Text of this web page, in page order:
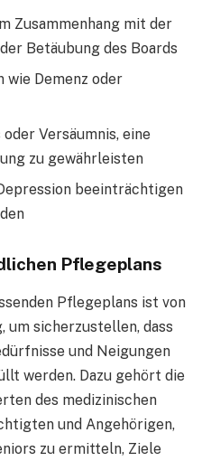
Zusammenhang mit der
Betäubung des Boards
wie Demenz oder
Versäumnis, eine
zu gewährleisten
beeinträchtigen
Pflegeplans
Pflegeplans ist von
um sicherzustellen, dass
und Neigungen
werden. Dazu gehört die
des medizinischen
und Angehörigen,
zu ermitteln, Ziele